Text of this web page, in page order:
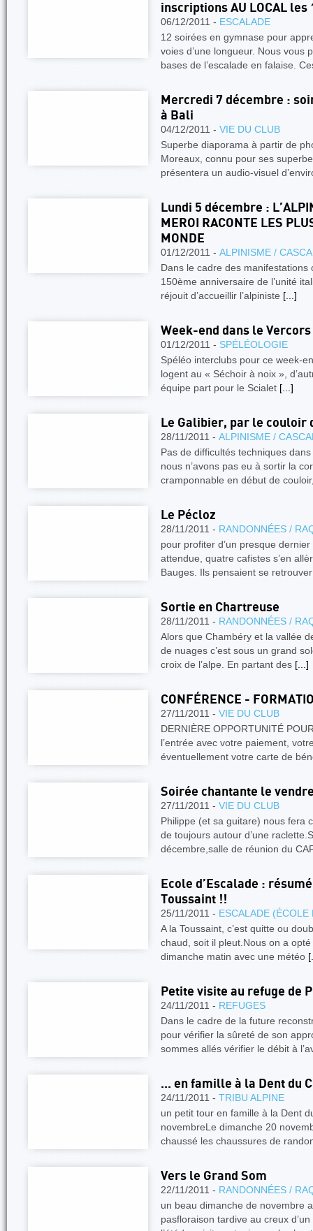
inscriptions AU LOCAL les
06/12/2011 - ESCALADE
12 soirées en gymnase pour
voies d’une longueur. Nous vous
bases de l’escalade en falaise.
Mercredi 7 décembre :
à Bali
04/12/2011 - VIE DU CLUB
Superbe diaporama à partir de
Moreaux, connu pour ses
présentera un audio-visuel
Lundi 5 décembre :
MEROI RACONTE LES
MONDE
01/12/2011 - ALPINISME /
Dans le cadre des
150ème anniversaire de l’unité
réjouit d’accueillir l’alpiniste [...]
Week-end dans le
01/12/2011 - SPÉLÉOLOGIE
Spéléo interclubs pour ce week-
logent au « Séchoir à noix »,
équipe part pour le Scialet [...]
Le Galibier, par le couloir
28/11/2011 - ALPINISME /
Pas de difficultés techniques
nous n’avons pas eu à sortir la
cramponnable en début de
Le Pécloz
28/11/2011 - RANDONNÉES /
pour profiter d’un presque
attendue, quatre cafistes s’en
Bauges. Ils pensaient se
Sortie en Chartreuse
28/11/2011 - RANDONNÉES /
Alors que Chambéry et la vallée
de nuages c’est sous un grand
croix de l’alpe. En partant des [...]
CONFÉRENCE -
27/11/2011 - VIE DU CLUB
DERNIÈRE OPPORTUNITÉ
l’entrée avec votre paiement,
éventuellement votre carte de
Soirée chantante le
27/11/2011 - VIE DU CLUB
Philippe (et sa guitare) nous fera
de toujours autour d’une
décembre,salle de réunion du
Ecole d’Escalade :
Toussaint !!
25/11/2011 - ESCALADE (ÉCOLE
A la Toussaint, c’est quitte ou
chaud, soit il pleut.Nous on a
dimanche matin avec une météo
Petite visite au refuge de
24/11/2011 - REFUGES
Dans le cadre de la future
pour vérifier la sûreté de son
sommes allés vérifier le débit à
... en famille à la Dent du
24/11/2011 - TRIBU ALPINE
un petit tour en famille à la Dent
novembreLe dimanche 20
chaussé les chaussures de
Vers le Grand Som
22/11/2011 - RANDONNÉES /
un beau dimanche de novembre
pasfloraison tardive au creux